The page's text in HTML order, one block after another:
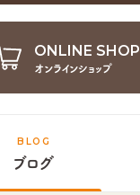
ONLINE SHOP
オンラインショップ
BLOG
ブログ